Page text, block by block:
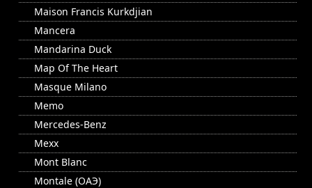
Maison Francis Kurkdjian
Mancera
Mandarina Duck
Map Of The Heart
Masque Milano
Memo
Mercedes-Benz
Mexx
Mont Blanc
Montale (ОАЭ)